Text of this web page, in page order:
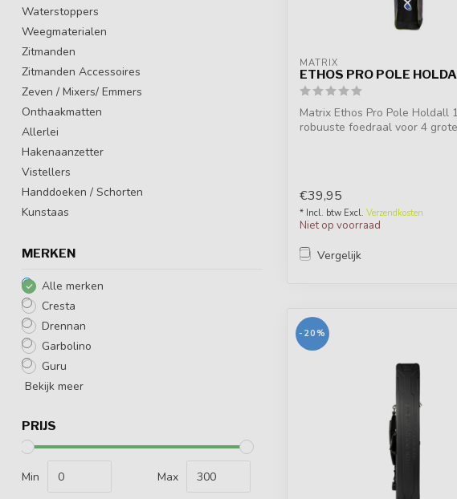
Waterstoppers
Weegmaterialen
Zitmanden
Zitmanden Accessoires
Zeven / Mixers/ Emmers
Onthaakmatten
Allerlei
Hakenaanzetter
Vistellers
Handdoeken / Schorten
Kunstaas
MERKEN
Alle merken
Cresta
Drennan
Garbolino
Guru
Bekijk meer
PRIJS
Min Max
MATRIX
ETHOS PRO POLE
Matrix Ethos Pro Pole Holdall
robuuste foedraal voor 4
€39,95
* Incl. btw Excl. Verzendkosten
Niet op voorraad
Vergelijk
-20%